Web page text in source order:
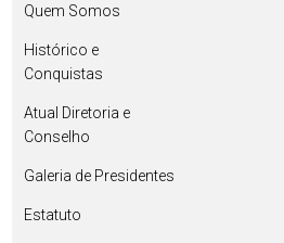
Quem Somos
Histórico e
Conquistas
Atual Diretoria e
Conselho
Galeria de Presidentes
Estatuto